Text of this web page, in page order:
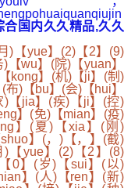
合国内久久精品,久久
yue】(2)【2】(9)
【wu】(院)【yuan】
kong】(机)【ji】(制)
)【bu】(会)【hui】
)【jia】(疾)【ji】(控)
】(免)【mian】(疫)
】(夏)【xia】(刚)
】(，)【，】(截)
)【yue】(2)【2】(8)
0】(岁)【sui】(以)
】(人)【ren】(新)